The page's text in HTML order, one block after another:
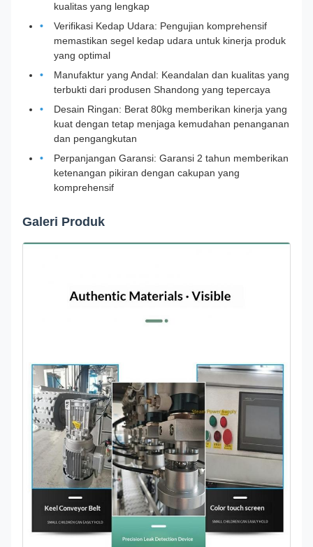
kualitas yang lengkap
Verifikasi Kedap Udara: Pengujian komprehensif
memastikan segel kedap udara untuk kinerja produk
yang optimal
Manufaktur yang Andal: Keandalan dan kualitas yang
terbukti dari produsen Shandong yang tepercaya
Desain Ringan: Berat 80kg memberikan kinerja yang
kuat dengan tetap menjaga kemudahan penanganan
dan pengangkutan
Perpanjangan Garansi: Garansi 2 tahun memberikan
ketenangan pikiran dengan cakupan yang
komprehensif
Galeri Produk